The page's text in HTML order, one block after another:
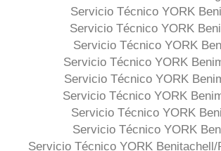
Servicio Técnico YORK
Servicio Técnico YORK
Servicio Técnico YORK
Servicio Técnico YORK
Servicio Técnico YORK
Servicio Técnico YORK
Servicio Técnico YORK
Servicio Técnico YORK
Servicio Técnico YORK Benitachell/